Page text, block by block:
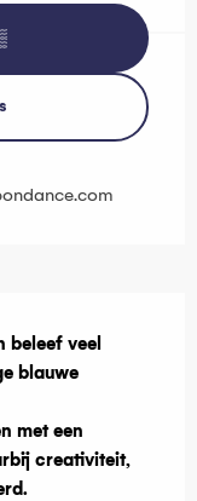
beleef veel
blauwe
met een
creativiteit,